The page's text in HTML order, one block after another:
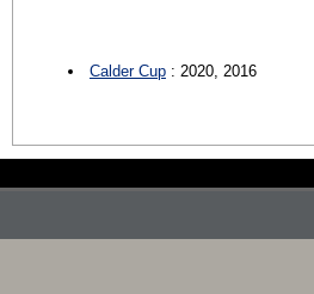
Calder Cup: 2020, 2016